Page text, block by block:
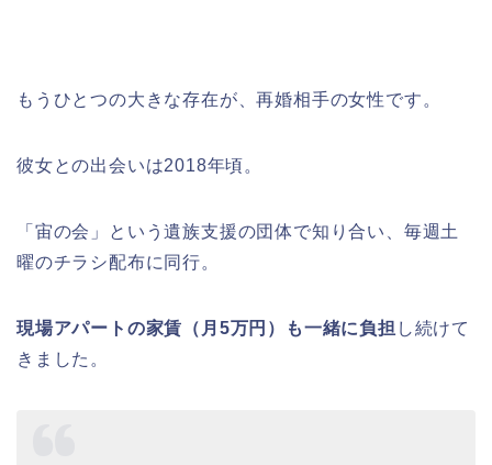
もうひとつの大きな存在が、再婚相手の女性です。
彼女との出会いは2018年頃。
「宙の会」という遺族支援の団体で知り合い、毎週土
曜のチラシ配布に同行。
現場アパートの家賃（月5万円）も一緒に負担 し続けて
きました。